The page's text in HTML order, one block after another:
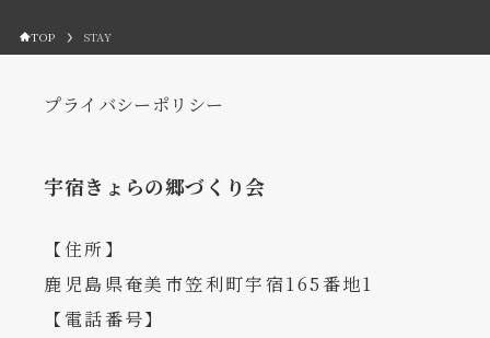
TOP STAY
プライバシーポリシー
宇宿きょらの郷づくり会
【住所】
鹿児島県奄美市笠利町宇宿165番地1
【電話番号】